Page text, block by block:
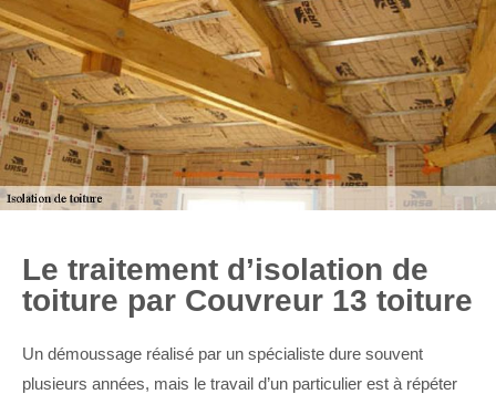
Le traitement d’isolation de
toiture par Couvreur 13 toiture
Un démoussage réalisé par un spécialiste dure souvent
plusieurs années, mais le travail d’un particulier est à répéter